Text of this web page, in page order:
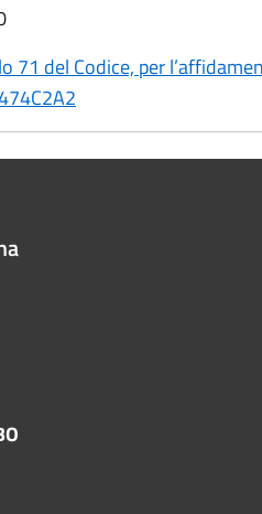
71 del Codice, per